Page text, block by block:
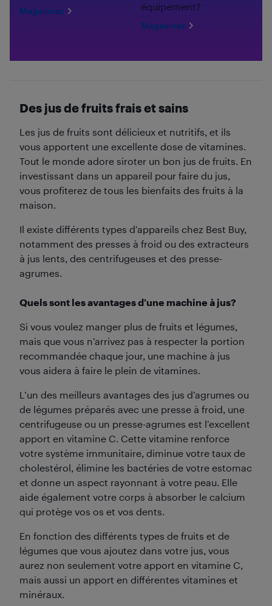
Magasinez
équipement?
Magasinez
Des jus de fruits frais et sains
Les jus de fruits sont délicieux et nutritifs, et ils
vous apportent une excellente dose de vitamines.
Tout le monde adore siroter un bon jus de fruits. En
investissant dans un appareil pour faire du jus,
vous profiterez de tous les bienfaits des fruits à la
maison.
Il existe différents types d’appareils chez Best Buy,
notamment des presses à froid ou des extracteurs
à jus lents, des centrifugeuses et des presse-
agrumes.
Quels sont les avantages d’une machine à jus?
Si vous voulez manger plus de fruits et légumes,
mais que vous n’arrivez pas à respecter la portion
recommandée chaque jour, une machine à jus
vous aidera à faire le plein de vitamines.
L’un des meilleurs avantages des jus d’agrumes ou
de légumes préparés avec une presse à froid, une
centrifugeuse ou un presse-agrumes est l’excellent
apport en vitamine C. Cette vitamine renforce
votre système immunitaire, diminue votre taux de
cholestérol, élimine les bactéries de votre estomac
et donne un aspect rayonnant à votre peau. Elle
aide également votre corps à absorber le calcium
qui protège vos os et vos dents.
En fonction des différents types de fruits et de
légumes que vous ajoutez dans votre jus, vous
aurez non seulement votre apport en vitamine C,
mais aussi un apport en différentes vitamines et
minéraux.